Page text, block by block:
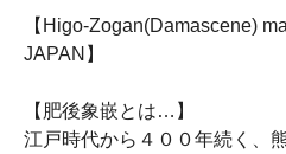
【Higo-Zogan(Damascene)
JAPAN】
【肥後象嵌とは…】
江戸時代から４００年続く、